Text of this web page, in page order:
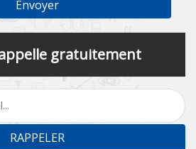
gratuitement